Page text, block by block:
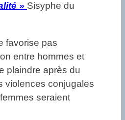
» Sisyphe du
favorise pas
entre hommes et
plaindre après du
violences conjugales
seraient